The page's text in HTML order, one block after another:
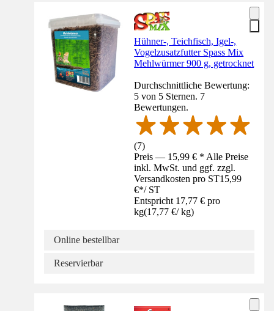
Hühner-, Teichfisch, Igel-,
Vogelzusatzfutter Spass Mix
Mehlwürmer 900 g, getrocknet
Durchschnittliche Bewertung:
5 von 5 Sternen. 7
Bewertungen.
(7)
Preis — 15,99 € * Alle Preise
inkl. MwSt. und ggf. zzgl.
Versandkosten pro ST15,99
€*/ ST
Entspricht 17,77 € pro
kg(17,77 €/ kg)
Online bestellbar
Reservierbar